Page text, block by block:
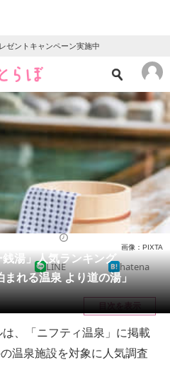
ゼントキャンペーン実施中
ニュース
クイズ
地域
教育・育児
リサーチ
湯」人気ランキング
れる温泉 より道の湯」
画像：PIXTA
LINE hatena
目次を表示
、「ニフティ温泉」に掲載
温泉施設を対象に人気調査